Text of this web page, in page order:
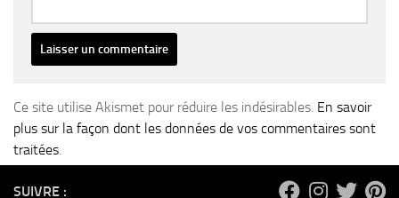
Ce site utilise Akismet pour réduire les indésirables. En savoir
plus sur la façon dont les données de vos commentaires sont
traitées.
SUIVRE :